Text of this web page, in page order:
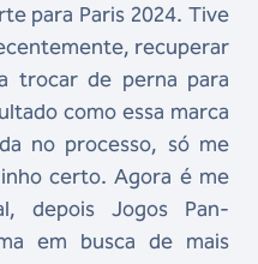
para Paris 2024. Tive
recuperar
trocar de perna para
como essa marca
no processo, só me
certo. Agora é me
depois Jogos Pan-
em busca de mais